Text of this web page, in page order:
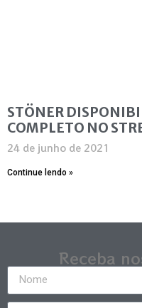
STÖNER
COMPLETO NO
24 de junho de 2021
Continue lendo »
Receba